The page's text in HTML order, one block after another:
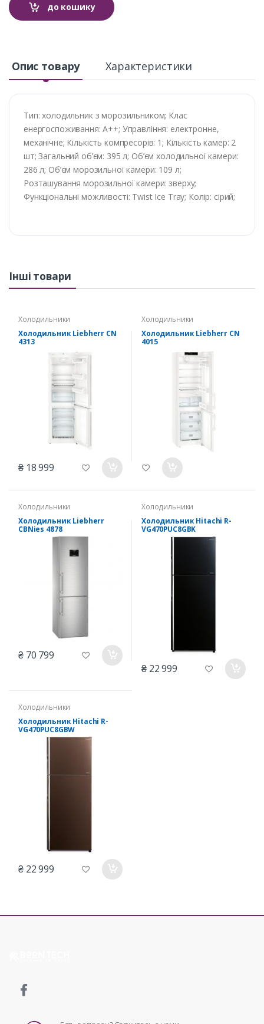
до кошику
Опис товару Характеристики
Тип: холодильник з морозильником; Клас
енергоспоживання: A++; Управління: електронне,
механічне; Кількість компресорів: 1; Кількість камер: 2
шт; Загальний об’єм: 395 л; Об’єм холодильної камери:
286 л; Об’єм морозильної камери: 109 л;
Розташування морозильної камери: зверху;
Функціональні можливості: Twist Ice Tray; Колір: сірий;
Інші товари
Холодильники
Холодильник Liebherr CN
4313
₴ 18 999
Холодильники
Холодильник Liebherr CN
4015
Холодильники
Холодильник Liebherr
CBNies 4878
₴ 70 799
Холодильники
Холодильник Hitachi R-
VG470PUC8GBK
₴ 22 999
Холодильники
Холодильник Hitachi R-
VG470PUC8GBW
₴ 22 999